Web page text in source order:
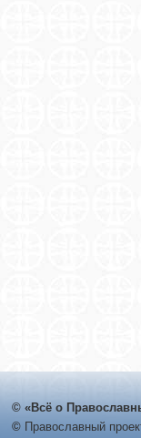
© «Всё о
© Православный